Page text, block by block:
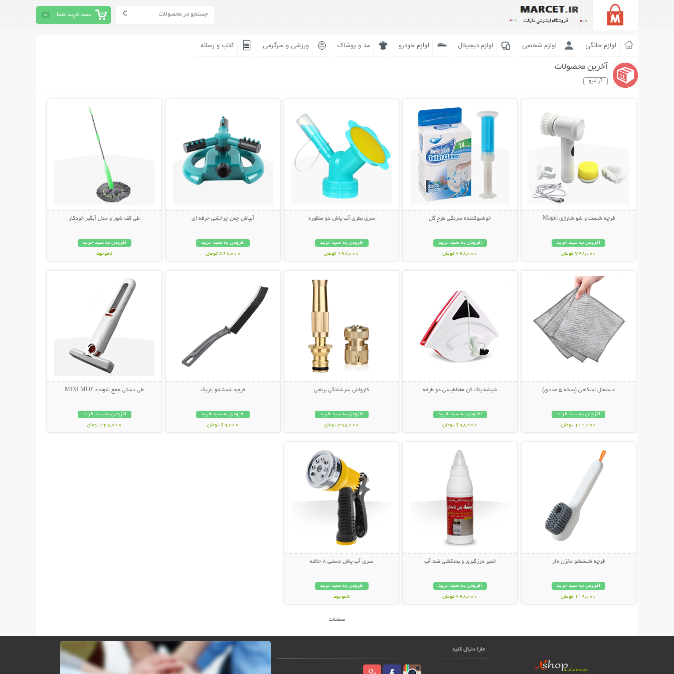
سبد خرید شما 0
لوازم خانگی لوازم شخصی لوازم دیجیتال لوازم خودرو مد و پوشاک ورزشی و سرگرمی کتاب و رسانه
آخرین محصولات
آرشیو
فرچه شست و شو شارژی Magic
افزودن به سبد خرید
748,000 تومان
خوشبوکننده سرنگی طرح گل
افزودن به سبد خرید
298,000 تومان
سری بطری آب پاش دو منظوره
افزودن به سبد خرید
198,000 تومان
آبپاش چمن چرخشی حرفه ای
افزودن به سبد خرید
598,000 تومان
طی کف شور و مدل آبگیر خودکار
افزودن به سبد خرید
ناموجود
دستمال اسکاجی (بسته 5 عددی)
افزودن به سبد خرید
149,000 تومان
شیشه پاک کن مغناطیسی دو طرفه
افزودن به سبد خرید
698,000 تومان
کارواش سرشلنگی برنجی
افزودن به سبد خرید
398,000 تومان
فرچه شستشو باریک
افزودن به سبد خرید
69,000 تومان
طی دستی جمع شونده MINI MOP
افزودن به سبد خرید
448,000 تومان
فرچه شستشو مخزن دار
افزودن به سبد خرید
119,000 تومان
خمیر درزگیری و بندکشی ضد آب
افزودن به سبد خرید
298,000 تومان
سری آب پاش دستی 8 حالته
افزودن به سبد خرید
ناموجود
صفحات
مارا دنبال کنید